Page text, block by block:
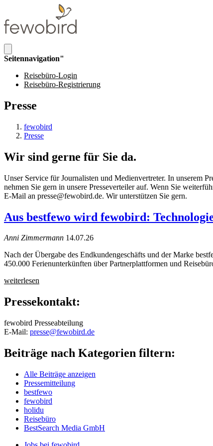
Seitennavigation"
Reisebüro-Login
Reisebüro-Registrierung
Presse
fewobird
Presse
Wir sind gerne für Sie da.
Unser Service für Journalisten und Medienvertreter. In unserem
nehmen Sie gern in unsere Presseverteiler auf. Wenn Sie
E-Mail an presse@fewobird.de. Wir unterstützen Sie gern.
Aus bestfewo wird fewobird:
Anni Zimmermann 14.07.26
Nach der Übergabe des Endkundengeschäfts und der Marke
450.000 Ferienunterkünften über Partnerplattformen und
weiterlesen
Pressekontakt:
fewobird Presseabteilung
E-Mail: presse@fewobird.de
Beiträge nach Kategorien filtern:
Alle Beiträge anzeigen
Pressemitteilung
bestfewo
fewobird
holidu
Reisebüro
BestSearch Media GmbH